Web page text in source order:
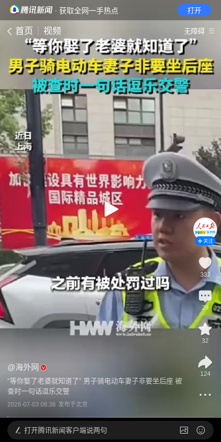
· 获取全网一手热点 打开
首页 视频 无障碍
@海外网
“等你娶了老婆就知道了” 男子骑电动车妻子非要坐后座 被
查时一句话逗乐交警
2026-07-03 08:38 发布于北京
关注
332
29
32
124
打开腾讯新闻客户端说两句